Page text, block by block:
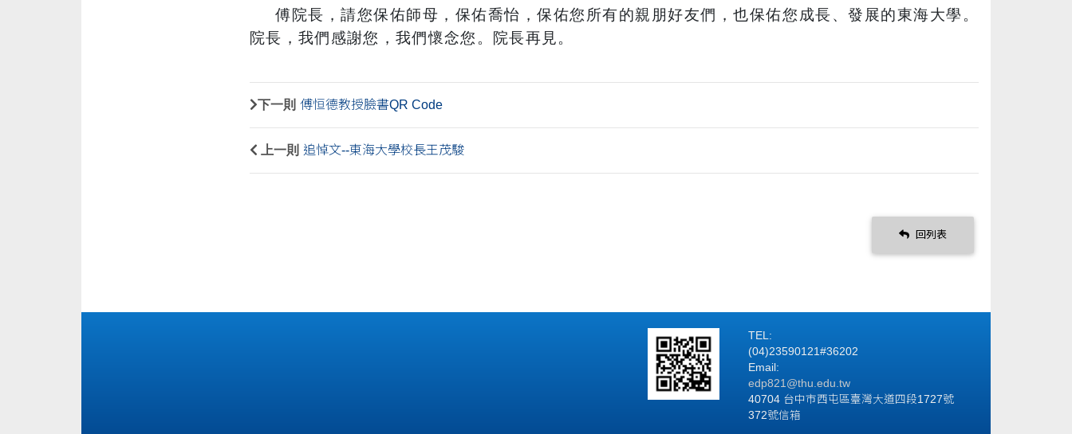
傅院長，請您保佑師母，保佑喬怡，保佑您所有的親朋好友們，也保佑您成長、發展的東海大學。
院長，我們感謝您，我們懷念您。院長再見。
下一則 傅恒德教授臉書QR Code
上一則 追悼文--東海大學校長王茂駿
回列表
TEL:
(04)23590121#36202
Email:
edp821@thu.edu.tw
40704 台中市西屯區臺灣大道四段1727號
372號信箱